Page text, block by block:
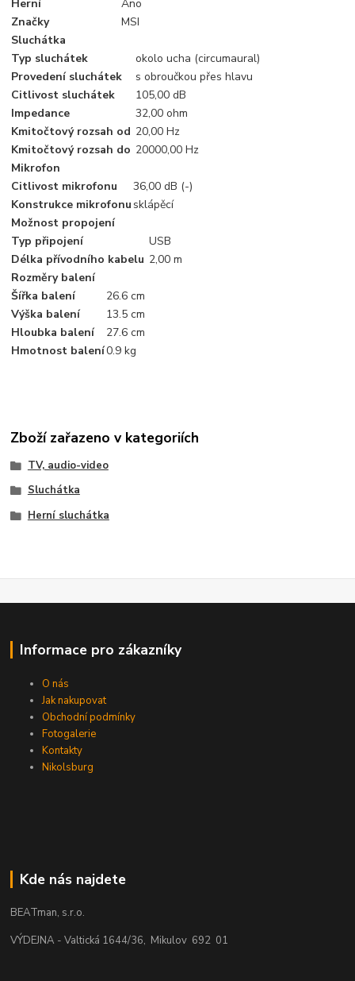
Herní
Ano
Značky
MSI
Sluchátka
Typ sluchátek
okolo ucha (circumaural)
Provedení sluchátek
s obroučkou přes hlavu
Citlivost sluchátek
105,00 dB
Impedance
32,00 ohm
Kmitočtový rozsah od 20,00 Hz
Kmitočtový rozsah do 20000,00 Hz
Mikrofon
Citlivost mikrofonu
36,00 dB (-)
Konstrukce mikrofonu sklápěcí
Možnost propojení
Typ připojení
USB
Délka přívodního kabelu 2,00 m
Rozměry balení
Šířka balení
26.6 cm
Výška balení
13.5 cm
Hloubka balení
27.6 cm
Hmotnost balení0.9 kg
Zboží zařazeno v kategoriích
TV, audio-video
Sluchátka
Herní sluchátka
Informace pro zákazníky
O nás
Jak nakupovat
Obchodní podmínky
Fotogalerie
Kontakty
Nikolsburg
Kde nás najdete
BEATman, s.r.o.
VÝDEJNA - Valtická 1644/36, Mikulov 692 01